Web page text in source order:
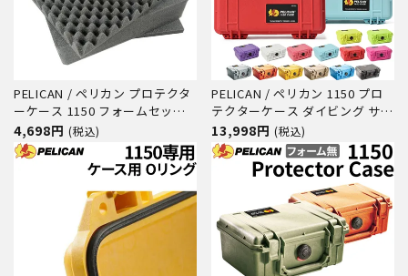
PELICAN / ペリカン プロテクタ
ーケース 1150 フォームセット
ダイビング サーフィン アウトド
ア キャンプ 釣り カメラ 精密機
器 防水 防塵 耐衝撃
4,698円 (税込)
PELICAN / ペリカン 1150 プロ
テクターケース ダイビング サー
フィン アウトドア キャンプ 釣
り カメラ 精密機器 防水 防塵 耐
衝撃
13,998円 (税込)